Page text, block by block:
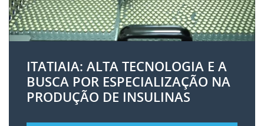
ITATIAIA: ALTA TECNOLOGIA E A
BUSCA POR ESPECIALIZAÇÃO NA
PRODUÇÃO DE INSULINAS